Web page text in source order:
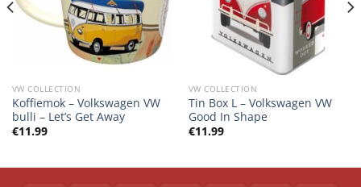
VW COLLECTION
Koffiemok – Volkswagen VW
bulli – Let’s Get Away
€11.99
VW COLLECTION
Tin Box L – Volkswagen VW
Good In Shape
€11.99